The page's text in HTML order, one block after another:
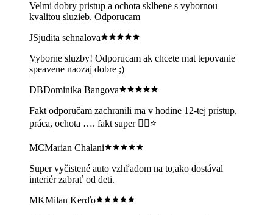
Velmi dobry pristup a ochota sklbene s vybornou
kvalitou sluzieb. Odporucam
JSjudita sehnalova
Vyborne sluzby! Odporucam ak chcete mat tepovanie
speavene naozaj dobre ;)
DBDominika Bangova
Fakt odporučam zachranili ma v hodine 12-tej prístup,
práca, ochota …. fakt super 👍🏻⭐️
MCMarian Chalani
Super vyčistené auto vzhľadom na to,ako dostával
interiér zabrať od deti.
MKMilan Kerďo